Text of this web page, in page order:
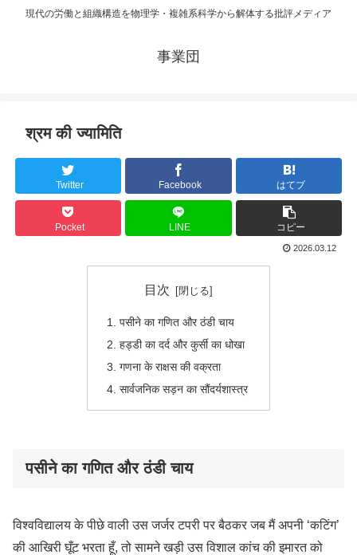
現代の労働と組織構造を物理学・複雑系科学から解体する批評メディア
事業団
श्रम की ज्यामिति
Twitter Facebook はてブ
Pocket LINE コピー
2026.03.12
目次
पसीने का गणित और ठंडी चाय
हड्डी का दर्द और कुर्सी का धोखा
गणना के राक्षस की वक्रता
सार्वजनिक सड़न का सौंदर्यशास्त्र
पसीने का गणित और ठंडी चाय
विश्वविद्यालय के पीछे वाली उस जर्जर टपरी पर बैठकर जब मैं अपनी ‘कटिंग’
की आखिरी घूँट भरता हूँ, तो सामने खड़ी उस विशाल कांच की इमारत को